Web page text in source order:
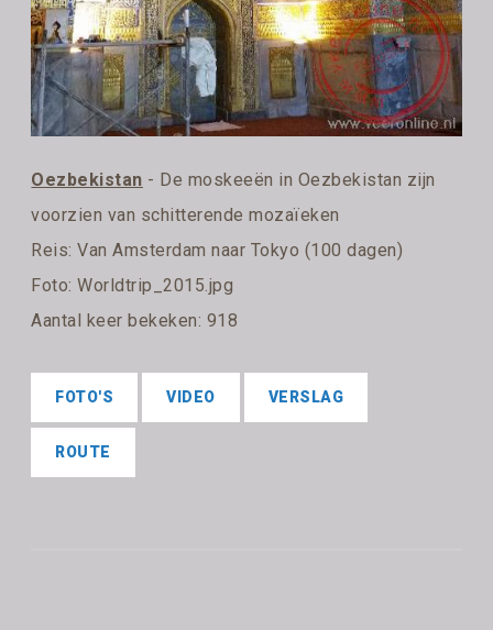
Oezbekistan - De moskeeën in Oezbekistan zijn
voorzien van schitterende mozaïeken
Reis:Van Amsterdam naar Tokyo (100 dagen)
Foto: Worldtrip_2015.jpg
Aantal keer bekeken: 918
FOTO'S VIDEO VERSLAG
ROUTE